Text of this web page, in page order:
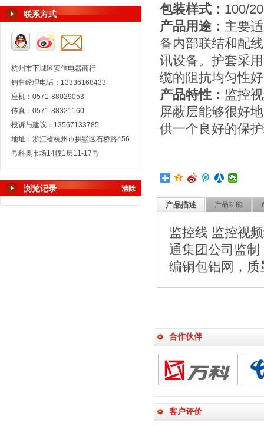
联系方式
杭州市下城区安信电器商行
销售经理电话：13336168433
座机：0571-88029053
传真：0571-88321160
投诉与建议：13567133785
地址：浙江省杭州市拱墅区石桥路456
号科奥市场14幢1层11-17号
浏览记录 清除
包装样式： 100/
产品用途： 主要
备内部联结和配
讯设备。护套采
缆的阻抗均匀性
产品特性： 监控
屏蔽层能够很好
供一个良好的保
产品描述 产品功能
监控线 监控视
通集团公司监
编铜包铝网，
合作伙伴
客户评价